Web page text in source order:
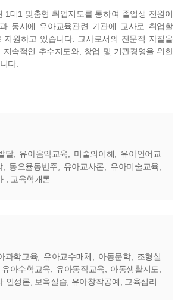
1대1 맞춤형 취업지도를 통하여 졸업생 전원이
동시에 유아교육관련 기관에 교사로 취업할
지원하고 있습니다. 교사로서의 전문적 자질을
지속적인 추수지도와, 창업 및 기관경영을 위한
다.
달, 유아음악교육, 미술의이해, 유아언어교
동요율동반주, 유아교사론, 유아미술교육,
, 교육학개론
과학교육, 유아교수매체, 아동문학, 조형실
아수학교육, 유아동작교육, 아동생활지도,
인성론, 보육실습, 유아창작공예, 교육심리